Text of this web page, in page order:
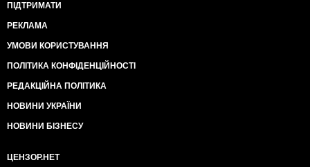
ПІДТРИМАТИ
РЕКЛАМА
УМОВИ КОРИСТУВАННЯ
ПОЛІТИКА КОНФІДЕНЦІЙНОСТІ
РЕДАКЦІЙНА ПОЛІТИКА
НОВИНИ УКРАЇНИ
НОВИНИ БІЗНЕСУ
ЦЕНЗОР.НЕТ